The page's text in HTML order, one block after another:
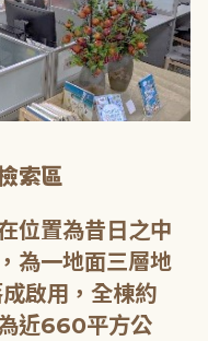
索區
位置為昔日之中
為一地面三層地
啟用，全棟約
近660平方公